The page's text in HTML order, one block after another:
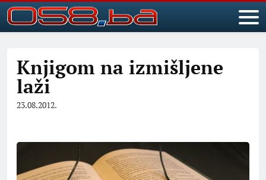
Knjigom na izmišljene
laži
23.08.2012.